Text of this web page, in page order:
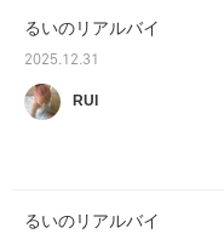
るいのリアルバイ
2025.12.31
RUI
るいのリアルバイ